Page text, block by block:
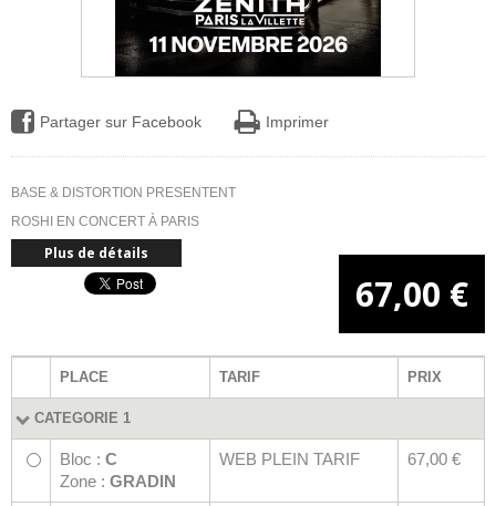
Partager sur Facebook Imprimer
BASE & DISTORTION PRESENTENT
ROSHI EN CONCERT À PARIS
Plus de détails
67,00 €
PLACE TARIF PRIX
CATEGORIE 1
Bloc : C
Zone : GRADIN
WEB PLEIN TARIF 67,00 €